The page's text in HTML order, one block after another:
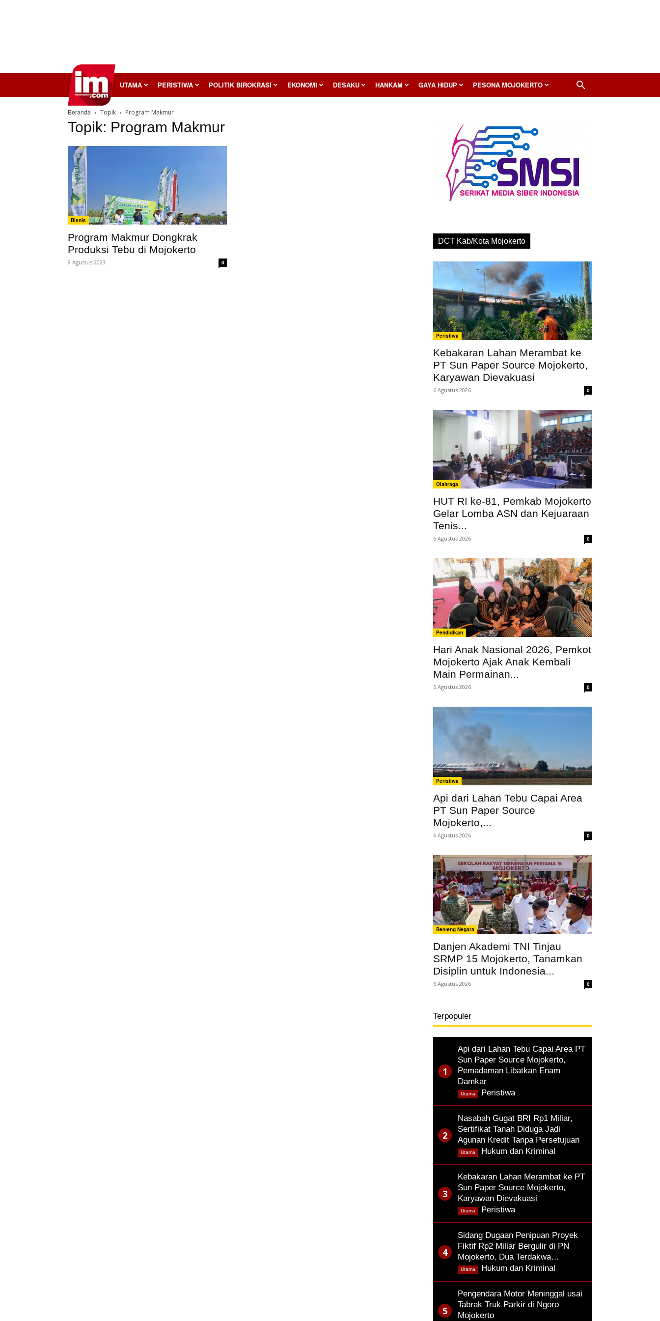
InilahMojokerto UTAMA PERISTIWA POLITIK BIROKRASI EKONOMI DESAKU HANKAM GAYA HIDUP PESONA MOJOKERTO
Beranda Topik Program Makmur
Topik: Program Makmur
Bisnis
Program Makmur Dongkrak
Produksi Tebu di Mojokerto
9 Agustus 2023 0
DCT Kab/Kota Mojokerto
Peristiwa
Kebakaran Lahan Merambat ke
PT Sun Paper Source Mojokerto,
Karyawan Dievakuasi
6 Agustus 2026 0
Olahraga
HUT RI ke-81, Pemkab Mojokerto
Gelar Lomba ASN dan Kejuaraan
Tenis...
6 Agustus 2026 0
Pendidikan
Hari Anak Nasional 2026, Pemkot
Mojokerto Ajak Anak Kembali
Main Permainan...
6 Agustus 2026 0
Peristiwa
Api dari Lahan Tebu Capai Area
PT Sun Paper Source
Mojokerto,...
6 Agustus 2026 0
Benteng Negara
Danjen Akademi TNI Tinjau
SRMP 15 Mojokerto, Tanamkan
Disiplin untuk Indonesia...
6 Agustus 2026 0
Terpopuler
Api dari Lahan Tebu Capai Area PT
Sun Paper Source Mojokerto,
Pemadaman Libatkan Enam
Damkar
Peristiwa,
Utama
Nasabah Gugat BRI Rp1 Miliar,
Sertifikat Tanah Diduga Jadi
Agunan Kredit Tanpa Persetujuan
Hukum dan Kriminal
Utama
Kebakaran Lahan Merambat ke PT
Sun Paper Source Mojokerto,
Karyawan Dievakuasi
Peristiwa,
Utama
Sidang Dugaan Penipuan Proyek
Fiktif Rp2 Miliar Bergulir di PN
Mojokerto, Dua Terdakwa…
Hukum dan Kriminal
Utama
Pengendara Motor Meninggal usai
Tabrak Truk Parkir di Ngoro
Mojokerto